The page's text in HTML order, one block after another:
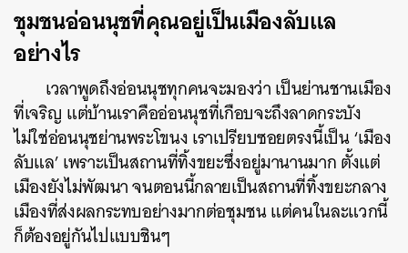
ชุมชนอ่อนนุชที่คุณอยู่เป็นเมืองลับแล
อย่างไร
เวลาพูดถึงอ่อนนุชทุกคนจะมองว่า เป็นย่านชานเมือง
ที่เจริญ แต่บ้านเราคืออ่อนนุชที่เกือบจะถึงลาดกระบัง
ไม่ใช่อ่อนนุชย่านพระโขนง เราเปรียบซอยตรงนี้เป็น ‘เมือง
ลับแล’ เพราะเป็นสถานที่ทิ้งขยะซึ่งอยู่มานานมาก ตั้งแต่
เมืองยังไม่พัฒนา จนตอนนี้กลายเป็นสถานที่ทิ้งขยะกลาง
เมืองที่ส่งผลกระทบอย่างมากต่อชุมชน แต่คนในละแวกนี้
ก็ต้องอยู่กันไปแบบชินๆ